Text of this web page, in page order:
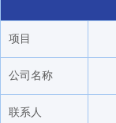
扬子石
项目
公司名称
联系人